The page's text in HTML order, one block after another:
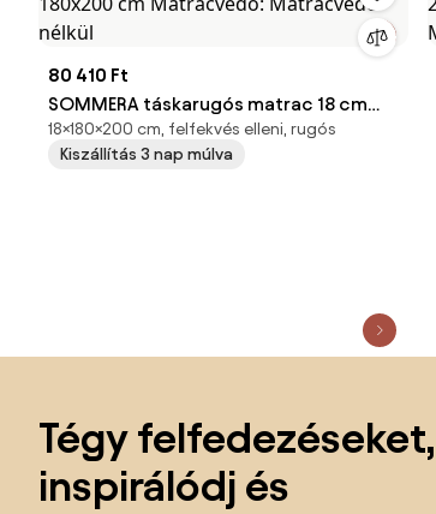
80 410 Ft
SOMMERA táskarugós matrac 18 cm
180x200 cm Matracvédő: Matracvédő
nélkül
18×180×200 cm, felfekvés elleni, rugós
Kiszállítás 3 nap múlva
Tégy felfedezéseket,
inspirálódj és